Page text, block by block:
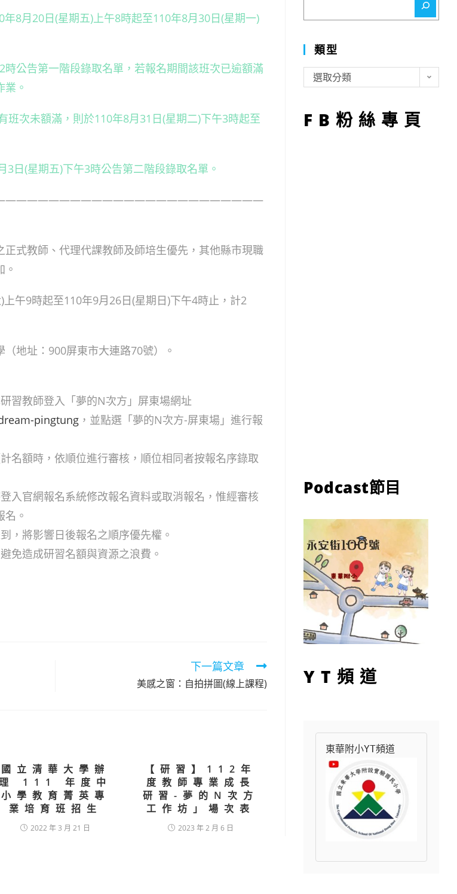
年8月20日(星期五)上午8時起至110年8月30日(星期一)
時公告第一階段錄取名單，若報名期間該班次已逾額滿
。
班次未額滿，則於110年8月31日(星期二)下午3時起至
日(星期五)下午3時公告第二階段錄取名單。
式教師、代理代課教師及師培生優先，其他縣市現職
午9時起至110年9月26日(星期日)下午4時止，計2
地址：900屏東市大連路70號）。
習教師登入「夢的N次方」屏東場網址
pingtung，並點選「夢的N次方-屏東場」進行報
名額時，依順位進行審核，順位相同者按報名序錄取
入官網報名系統修改報名資料或取消報名，惟經審核
。
，將影響日後報名之順序優先權。
免造成研習名額與資源之浪費。
下一篇文章
美感之窗：自拍拼圖(線上課程)
國立清華大學辦
111 年度中
小學教育菁英專
業培育班招生
2022 年 3 月 21 日
【研習】112年
度教師專業成長
研習-夢的N次方
工作坊」場次表
2023 年 2 月 6 日
類型
型
選取分類
FB粉絲專頁
Podcast節目
YT頻道
東華附小YT頻道